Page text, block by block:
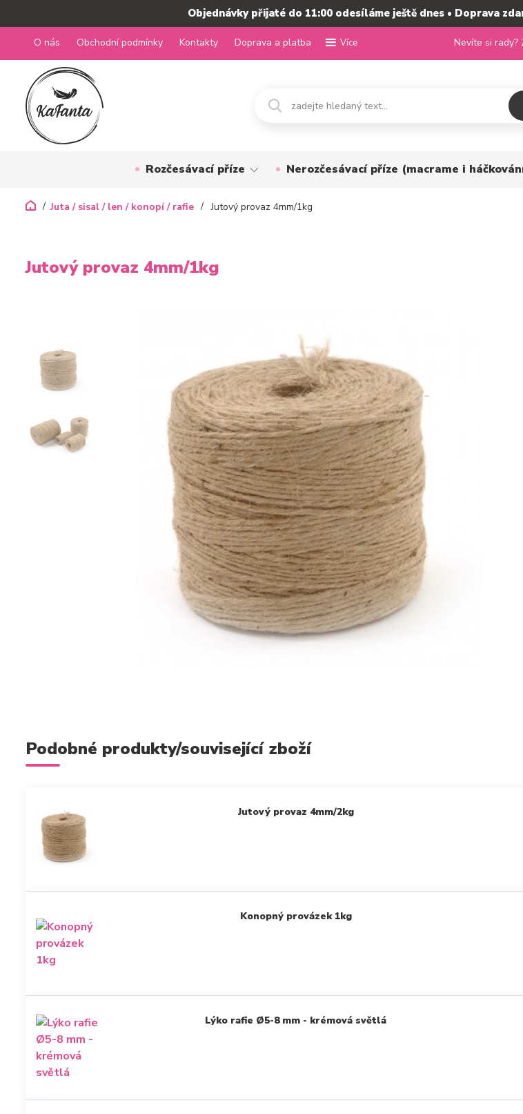
Objednávky přijaté do 11:00 odesíláme ještě dnes • Doprava
O nás Obchodní podmínky Kontakty Doprava a platba Více Nevíte si rady?
Rozčesávací příze Nerozčesávací příze (macrame i
Juta / sisal / len / konopí / rafie Jutový provaz 4mm/1kg
Jutový provaz 4mm/1kg
Podobné produkty/související zboží
Jutový provaz 4mm/2kg
Konopný provázek 1kg
Lýko rafie Ø5-8 mm - krémová světlá